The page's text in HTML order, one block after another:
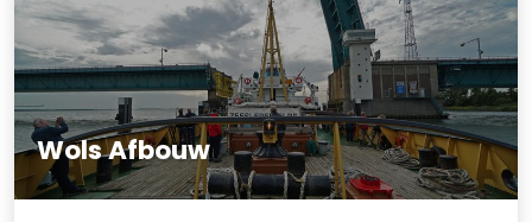
Wols Afbouw